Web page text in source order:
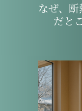
なぜ、断
だと